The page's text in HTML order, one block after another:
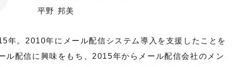
平野 邦美
年。2010年にメール配信システム導入を支援したことを
ル配信に興味をもち、2015年からメール配信会社のメン